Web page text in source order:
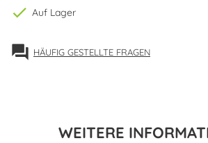
check Auf Lager
forum HÄUFIG GESTELLTE FRAGEN
WEITERE